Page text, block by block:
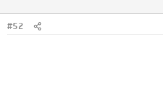
#52